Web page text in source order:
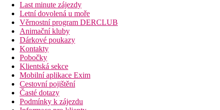
Last minute zájezdy
Letní dovolená u moře
Věrnostní program DERCLUB
Animační kluby
Dárkové poukazy
Kontakty
Pobočky
Klientská sekce
Mobilní aplikace Exim
Cestovní pojištění
Časté dotazy
Podmínky k zájezdu